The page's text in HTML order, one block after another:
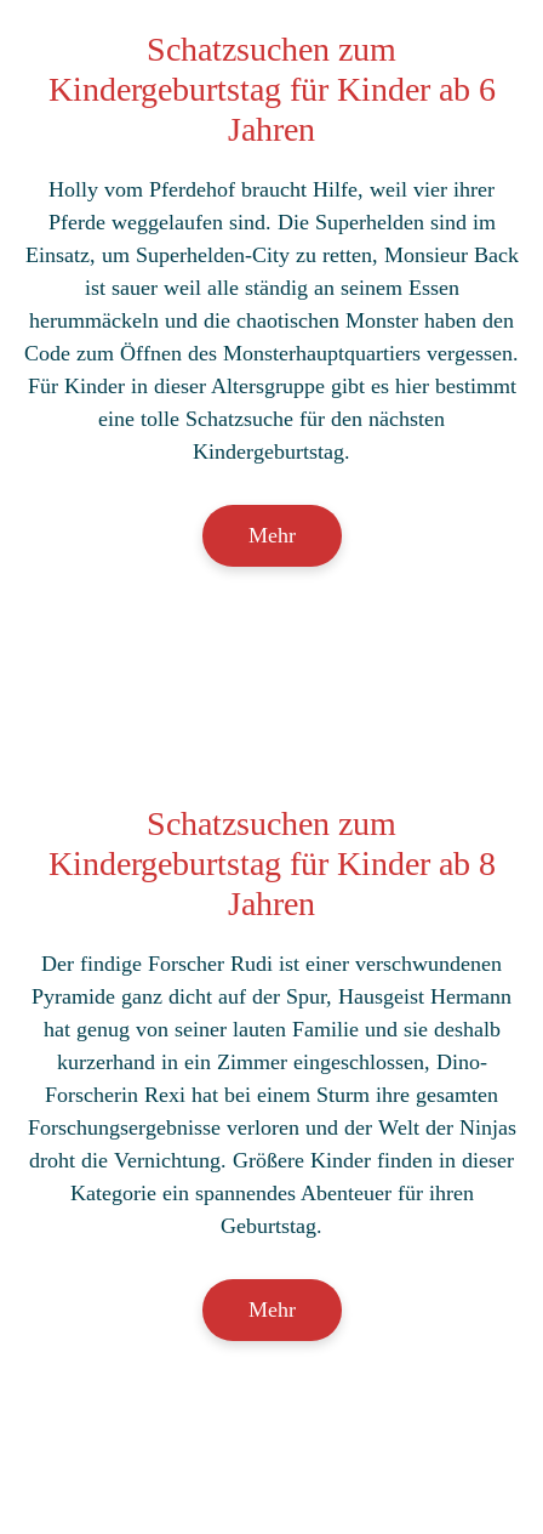
Schatzsuchen zum
Kindergeburtstag für Kinder ab 6
Jahren
Holly vom Pferdehof braucht Hilfe, weil vier ihrer
Pferde weggelaufen sind. Die Superhelden sind im
Einsatz, um Superhelden-City zu retten, Monsieur Back
ist sauer weil alle ständig an seinem Essen
herummäckeln und die chaotischen Monster haben den
Code zum Öffnen des Monsterhauptquartiers vergessen.
Für Kinder in dieser Altersgruppe gibt es hier bestimmt
eine tolle Schatzsuche für den nächsten
Kindergeburtstag.
Mehr
Schatzsuchen zum
Kindergeburtstag für Kinder ab 8
Jahren
Der findige Forscher Rudi ist einer verschwundenen
Pyramide ganz dicht auf der Spur, Hausgeist Hermann
hat genug von seiner lauten Familie und sie deshalb
kurzerhand in ein Zimmer eingeschlossen, Dino-
Forscherin Rexi hat bei einem Sturm ihre gesamten
Forschungsergebnisse verloren und der Welt der Ninjas
droht die Vernichtung. Größere Kinder finden in dieser
Kategorie ein spannendes Abenteuer für ihren
Geburtstag.
Mehr